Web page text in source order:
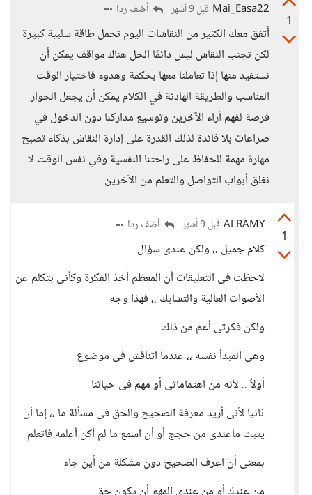
1
Mai_Easa22 قبل 9 أشهر أضف ردا
أتفق معك الكثير من النقاشات اليوم تحمل طاقة سلبية كبيرة
لكن تجنب النقاش ليس دائمًا الحل هناك مواقف يمكن أن
نستفيد منها إذا تعاملنا معها بحكمة وهدوء فاختيار الوقت
المناسب والطريقة الهادئة في الكلام يمكن أن يجعل الحوار
فرصة لفهم آراء الآخرين وتوسيع مداركنا دون الدخول في
صراعات بلا فائدة لذلك القدرة على إدارة النقاش بذكاء تصبح
مهارة مهمة للحفاظ على راحتنا النفسية وفي نفس الوقت لا
نغلق أبواب التواصل والتعلم من الآخرين
1
ALRAMY قبل 9 أشهر أضف ردا
كلام جميل ،، ولكن عندى سؤال
لاحظت فى التعليقات أن المعظم أخذ الفكرة وكأنى بتكلم عن
الأصوات العالية والتشابك ،، فهذا وجه
ولكن فكرتى أعم من ذلك
وهى المبدأ نفسه ،، عندما اتناقش فى موضوع
أولاً .. لأنه من اهتماماتى أو مهم فى حياتنا
ثانيا لأنى أريد معرفة الصحيح والحق فى مسألة ما ،، إما أن
يثبت ماعندى من حجج أو أن اسمع ما لم أكن أعلمه فاتعلم
بمعنى أن اعرف الصحيح دون مشكلة من أين جاء